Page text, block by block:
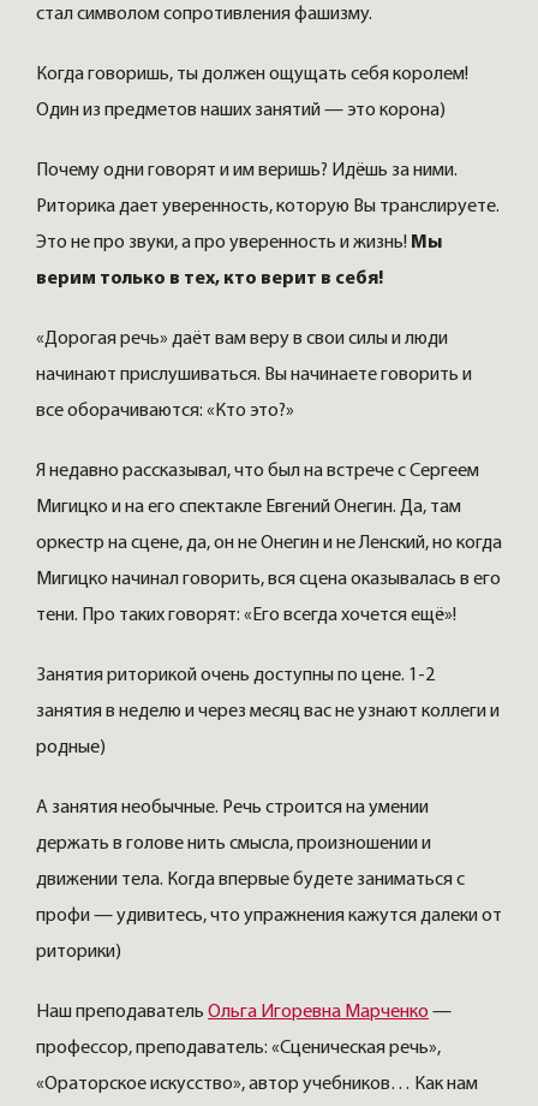
стал символом сопротивления фашизму.
Когда говоришь, ты должен ощущать себя королем!
Один из предметов наших занятий — это корона)
Почему одни говорят и им веришь? Идёшь за ними.
Риторика дает уверенность, которую Вы транслируете.
Это не про звуки, а про уверенность и жизнь! Мы
верим только в тех, кто верит в себя!
«Дорогая речь» даёт вам веру в свои силы и люди
начинают прислушиваться. Вы начинаете говорить и
все оборачиваются: «Кто это?»
Я недавно рассказывал, что был на встрече с Сергеем
Мигицко и на его спектакле Евгений Онегин. Да, там
оркестр на сцене, да, он не Онегин и не Ленский, но когда
Мигицко начинал говорить, вся сцена оказывалась в его
тени. Про таких говорят: «Его всегда хочется ещё»!
Занятия риторикой очень доступны по цене. 1-2
занятия в неделю и через месяц вас не узнают коллеги и
родные)
А занятия необычные. Речь строится на умении
держать в голове нить смысла, произношении и
движении тела. Когда впервые будете заниматься с
профи — удивитесь, что упражнения кажутся далеки от
риторики)
Наш преподаватель Ольга Игоревна Марченко —
профессор, преподаватель: «Сценическая речь»,
«Ораторское искусство», автор учебников… Как нам